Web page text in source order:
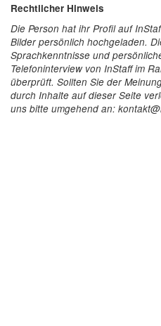
Rechtlicher Hinweis
Die Person hat ihr Profil auf
Bilder persönlich hochgeladen.
Sprachkenntnisse und
Telefoninterview von InStaff im
überprüft. Sollten Sie der
durch Inhalte auf dieser Seite
uns bitte umgehend an: